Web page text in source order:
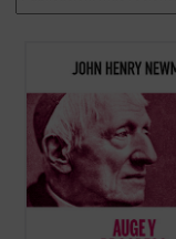
Hábilmente escrito y muy
presenta, acompañado de las
una invitación a la reflexión sobre
misión de la universidad que no
raíces que la sustentan.... (ver